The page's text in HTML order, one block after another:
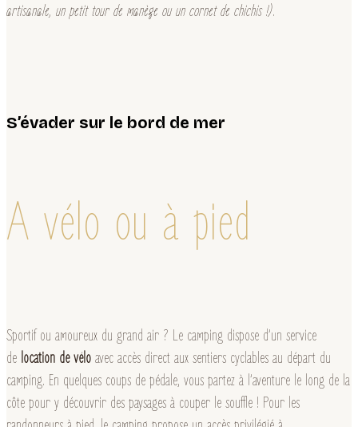
artisanale, un petit tour de manège ou un cornet de chichis !).
S’évader sur le bord de mer
A vélo ou à pied
Sportif ou amoureux du grand air ? Le camping dispose d’un service
de location de vélo avec accès direct aux sentiers cyclables au départ du
camping. En quelques coups de pédale, vous partez à l’aventure le long de la
côte pour y découvrir des paysages à couper le souffle ! Pour les